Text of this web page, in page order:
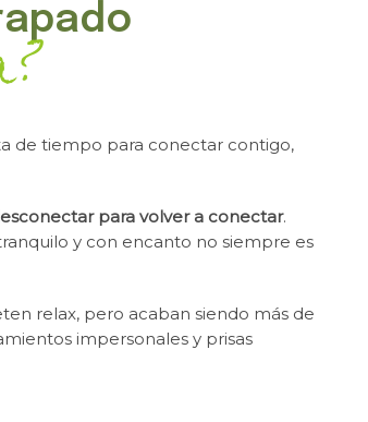
de tiempo para conectar contigo,
para volver a conectar.
y con encanto no siempre es
relax, pero acaban siendo más de
impersonales y prisas